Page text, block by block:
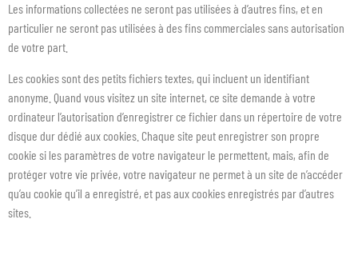
Les informations collectées ne seront pas utilisées à d’autres fins, et en
particulier ne seront pas utilisées à des fins commerciales sans autorisation
de votre part.
Les cookies sont des petits fichiers textes, qui incluent un identifiant
anonyme. Quand vous visitez un site internet, ce site demande à votre
ordinateur l’autorisation d’enregistrer ce fichier dans un répertoire de votre
disque dur dédié aux cookies. Chaque site peut enregistrer son propre
cookie si les paramètres de votre navigateur le permettent, mais, afin de
protéger votre vie privée, votre navigateur ne permet à un site de n’accéder
qu’au cookie qu’il a enregistré, et pas aux cookies enregistrés par d’autres
sites.